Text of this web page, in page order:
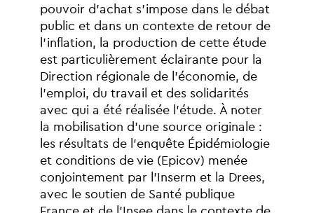
pouvoir d’achat s’impose dans le débat
public et dans un contexte de retour de
l’inflation, la production de cette étude
est particulièrement éclairante pour la
Direction régionale de l’économie, de
l’emploi, du travail et des solidarités
avec qui a été réalisée l’étude. À noter
la mobilisation d’une source originale :
les résultats de l’enquête Épidémiologie
et conditions de vie (Epicov) menée
conjointement par l’Inserm et la Drees,
avec
le soutien de Santé publique